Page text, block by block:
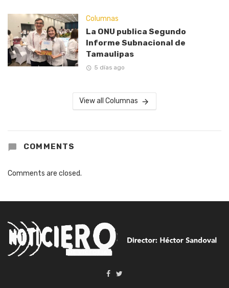
Columnas
La ONU publica Segundo
Informe Subnacional de
Tamaulipas
5 días ago
View all Columnas
COMMENTS
Comments are closed.